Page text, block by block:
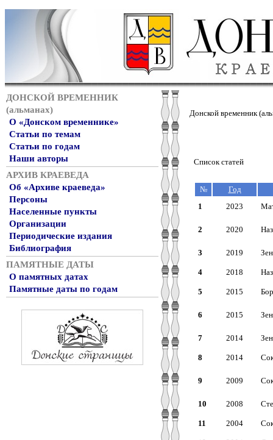
ДОНСКОЙ ВРЕМЕННИК
(альманах)
О «Донском временнике»
Статьи по темам
Статьи по годам
Наши авторы
АРХИВ КРАЕВЕДА
Об «Архиве краеведа»
Персоны
Населенные пункты
Организации
Периодические издания
Библиография
ПАМЯТНЫЕ ДАТЫ
О памятных датах
Памятные даты по годам
Донской временник
Список статей
№
Год
1
2023
2 2020
3 2019
4 2018
5 2015
6 2015
7 2014
8 2014
9 2009
10 2008
11 2004